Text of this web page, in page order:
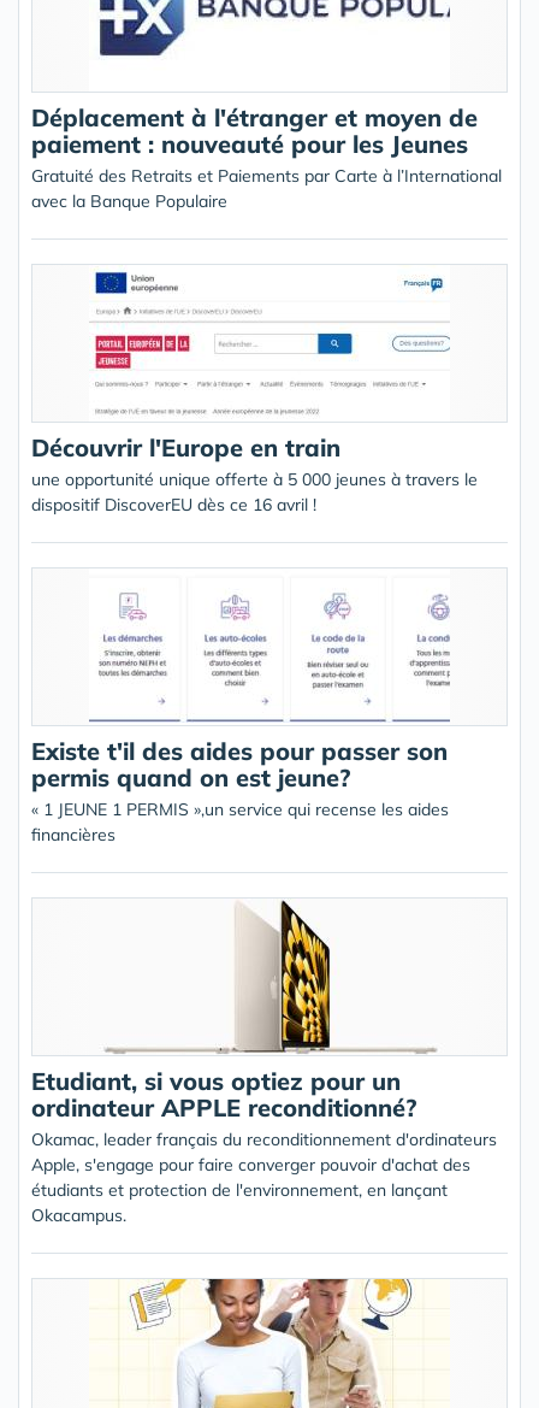
Déplacement à l'étranger et moyen de
paiement : nouveauté pour les Jeunes
Gratuité des Retraits et Paiements par Carte à l’International
avec la Banque Populaire
Découvrir l'Europe en train
une opportunité unique offerte à 5 000 jeunes à travers le
dispositif DiscoverEU dès ce 16 avril !
Existe t'il des aides pour passer son
permis quand on est jeune?
« 1 JEUNE 1 PERMIS »,un service qui recense les aides
financières
Etudiant, si vous optiez pour un
ordinateur APPLE reconditionné?
Okamac, leader français du reconditionnement d'ordinateurs
Apple, s'engage pour faire converger pouvoir d'achat des
étudiants et protection de l'environnement, en lançant
Okacampus.